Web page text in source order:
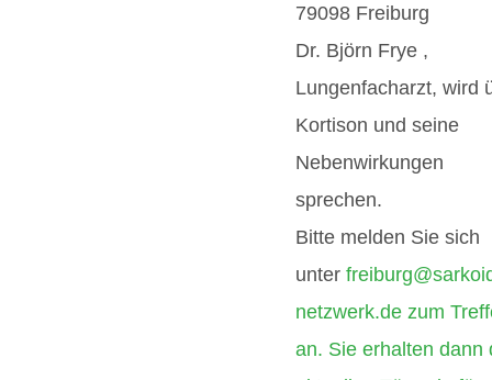
79098 Freiburg
Dr. Björn Frye ,
Lungenfacharzt, wird
Kortison und seine
Nebenwirkungen
sprechen.
Bitte melden Sie sich
unter
netzwerk.de zum
an. Sie erhalten dann